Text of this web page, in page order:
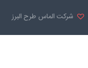
شرکت الماس طرح البرز